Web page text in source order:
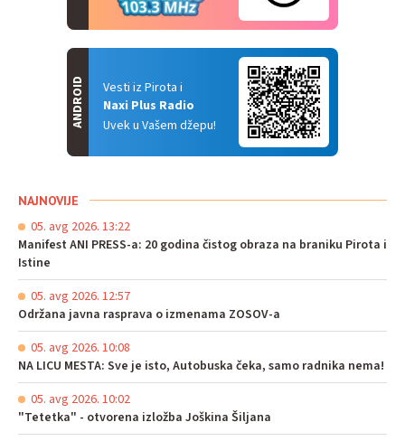
Vesti iz Pirota i
Naxi Plus Radio
Uvek u Vašem džepu!
ANDROID
NAJNOVIJE
05. avg 2026. 13:22
Manifest ANI PRESS-a: 20 godina čistog obraza na braniku Pirota i
Istine
05. avg 2026. 12:57
Održana javna rasprava o izmenama ZOSOV-a
05. avg 2026. 10:08
NA LICU MESTA: Sve je isto, Autobuska čeka, samo radnika nema!
05. avg 2026. 10:02
"Tetetka" - otvorena izložba Joškina Šiljana